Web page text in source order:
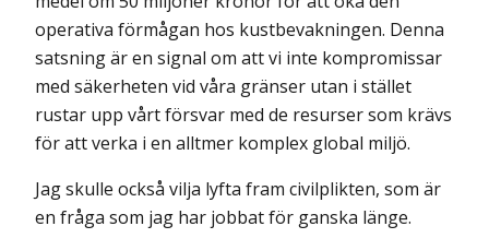
operativa förmågan hos kustbevakningen. Denna
satsning är en signal om att vi inte kompromissar
med säkerheten vid våra gränser utan i stället
rustar upp vårt försvar med de resurser som krävs
för att verka i en alltmer komplex global miljö.
Jag skulle också vilja lyfta fram civilplikten, som är
en fråga som jag har jobbat för ganska länge.